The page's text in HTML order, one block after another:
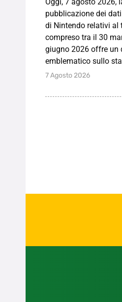
pubblicazione dei
di Nintendo relativi al
compreso tra il 30
giugno 2026 offre un
emblematico sullo
7 Agosto 2026